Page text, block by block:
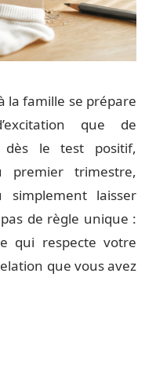
la famille se prépare
que de
dès le test positif,
premier trimestre,
laisser
pas de règle unique :
qui respecte votre
que vous avez